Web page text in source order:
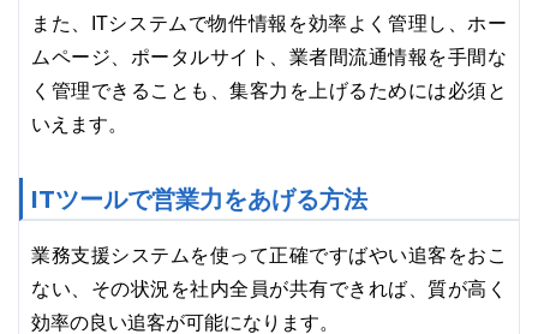
また、ITシステムで物件情報を効率よく管理し、ホー
ムページ、ポータルサイト、業者間流通情報を手間な
く管理できることも、集客力を上げるためには必須と
いえます。
ITツールで営業力をあげる方法
業務支援システムを使って正確ですばやい追客をおこ
ない、その状況を社内全員が共有できれば、質が高く
効率の良い追客が可能になります。